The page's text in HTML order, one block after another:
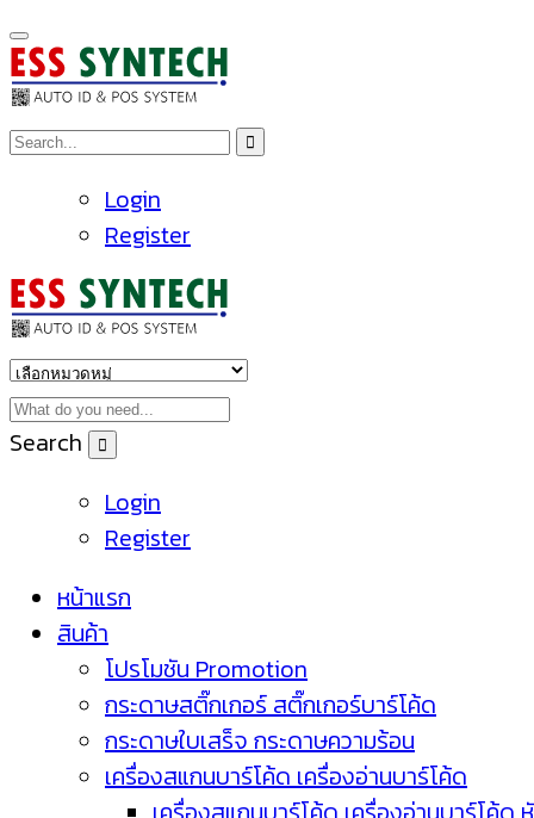
Login
Register
Search
Login
Register
หน้าแรก
สินค้า
โปรโมชัน Promotion
กระดาษสติ๊กเกอร์ สติ๊กเกอร์บาร์โค้ด
กระดาษใบเสร็จ กระดาษความร้อน
เครื่องสแกนบาร์โค้ด เครื่องอ่านบาร์โค้ด